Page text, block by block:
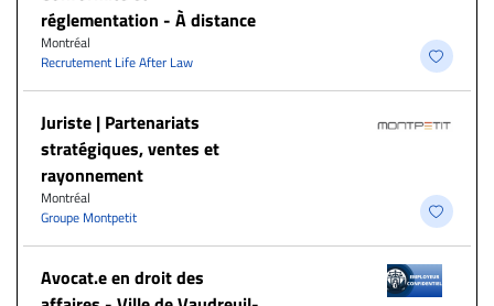
réglementation - À distance
Montréal
Recrutement Life After Law
Juriste | Partenariats
stratégiques, ventes et
rayonnement
Montréal
Groupe Montpetit
Avocat.e en droit des